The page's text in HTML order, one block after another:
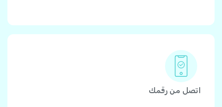
اتصل من رقمك